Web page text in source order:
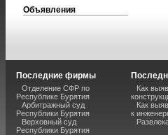
Объявления
Последние фирмы
Отделение СФР по
Республике Бурятия
Арбитражный суд
Республики Бурятия
Верховный суд
Республики Бурятия
Как
Как
к